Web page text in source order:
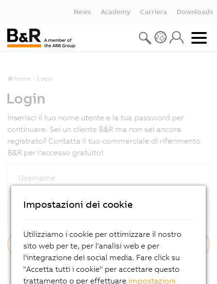
News Academy Carriera Downloads
Home Login
Login
Inserisci il tuo nome utente e la tua password per
continuare. Sei un cliente B&R ma non sei ancora
registrato? Contatta il tuo commerciale di riferimento
B&R per l'accesso gratuito!
Username
Password
Hai dimenticato la password?
Impostazioni dei cookie
Utilizziamo i cookie per ottimizzare il nostro
sito web per te, per l'analisi web e per
l'integrazione dei social media. Fare click su
"Accetta tutti i cookie" per accettare questo
trattamento o per effettuareimpostazioni